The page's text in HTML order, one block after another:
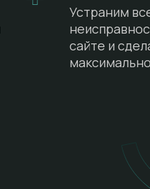
Устраним
сайте и